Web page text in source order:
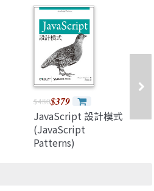
$480$379
JavaScript 設計模式
(JavaScript
Patterns)